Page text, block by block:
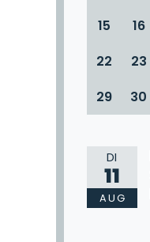
15
16
22
23
29
30
DI
11
AUG